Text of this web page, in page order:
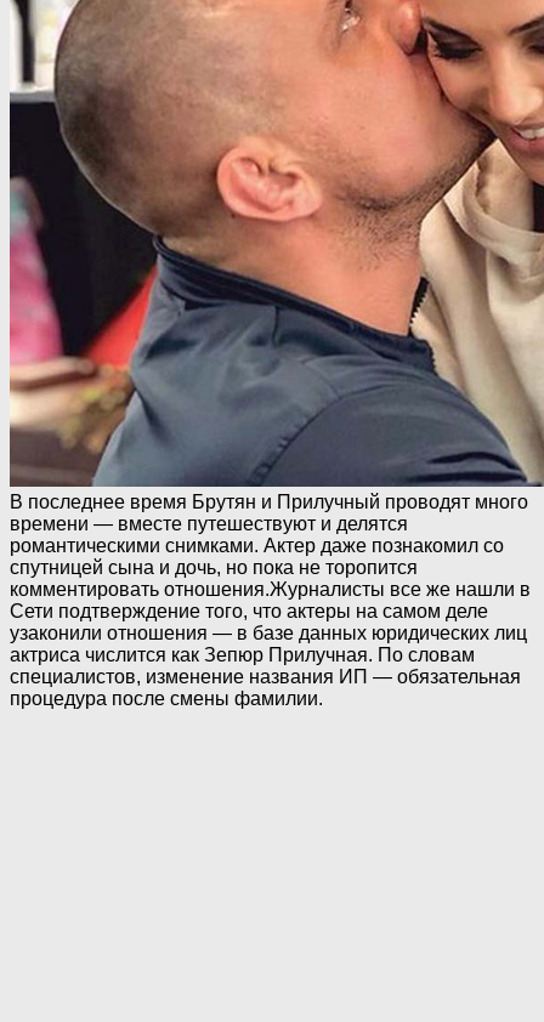
В последнее время Брутян и Прилучный проводят много
времени — вместе путешествуют и делятся
романтическими снимками. Актер даже познакомил со
спутницей сына и дочь, но пока не торопится
комментировать отношения.Журналисты все же нашли в
Сети подтверждение того, что актеры на самом деле
узаконили отношения — в базе данных юридических лиц
актриса числится как Зепюр Прилучная. По словам
специалистов, изменение названия ИП — обязательная
процедура после смены фамилии.